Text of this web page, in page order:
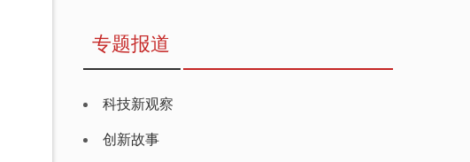
专题报道
科技新观察
创新故事